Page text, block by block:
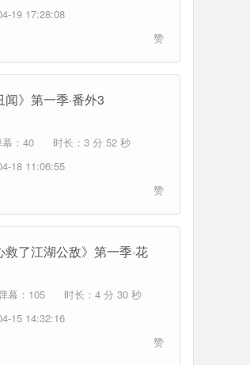
19 17:28:08
赞
》第一季·番外3
：40
时长：3 分 52 秒
18 11:06:55
赞
了江湖公敌》第一季·花
幕：105
时长：4 分 30 秒
15 14:32:16
赞